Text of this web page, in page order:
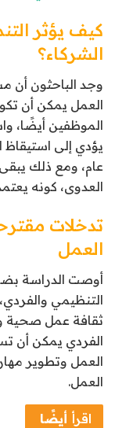
كيف يؤثر
الشركاء؟
وجد الباحثون أن
العمل يمكن أن
الموظفين أيضًا،
يؤدي إلى استيقاظ
عام، ومع ذلك
العدوى، كونه
تدخلات
العمل
أوصت الدراسة
التنظيمي
ثقافة عمل صحية
الفردي يمكن أن
العمل وتطوير
العمل.
اقرأ أيضًا